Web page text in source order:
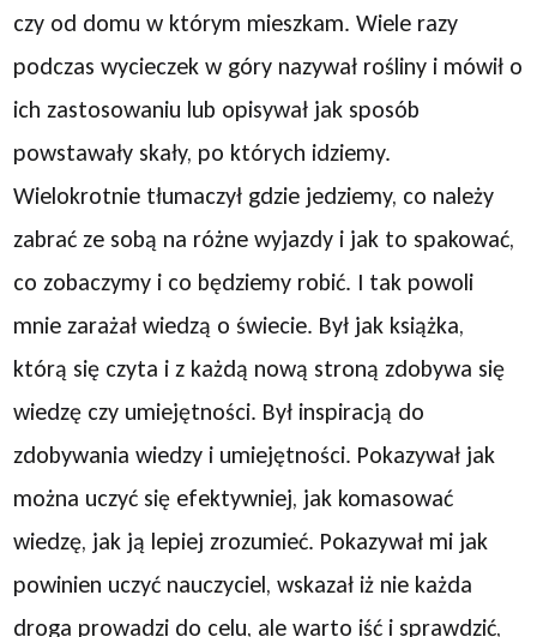
czy od domu w którym mieszkam. Wiele razy
podczas wycieczek w góry nazywał rośliny i mówił o
ich zastosowaniu lub opisywał jak sposób
powstawały skały, po których idziemy.
Wielokrotnie tłumaczył gdzie jedziemy, co należy
zabrać ze sobą na różne wyjazdy i jak to spakować,
co zobaczymy i co będziemy robić. I tak powoli
mnie zarażał wiedzą o świecie. Był jak książka,
którą się czyta i z każdą nową stroną zdobywa się
wiedzę czy umiejętności. Był inspiracją do
zdobywania wiedzy i umiejętności. Pokazywał jak
można uczyć się efektywniej, jak komasować
wiedzę, jak ją lepiej zrozumieć. Pokazywał mi jak
powinien uczyć nauczyciel, wskazał iż nie każda
droga prowadzi do celu, ale warto iść i sprawdzić,